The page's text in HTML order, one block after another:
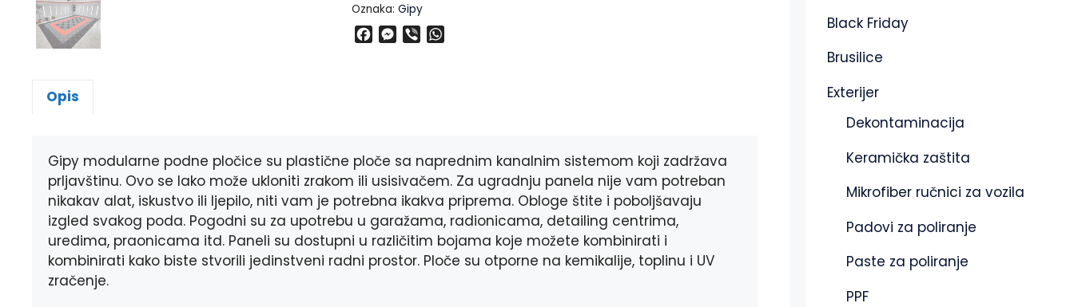
Oznaka: Gipy
F
k
M
e
r
V
W
p
Opis
Gipy modularne podne pločice su plastične ploče sa naprednim kanalnim sistemom koji zadržava
prljavštinu. Ovo se lako može ukloniti zrakom ili usisivačem. Za ugradnju panela nije vam potreban
nikakav alat, iskustvo ili ljepilo, niti vam je potrebna ikakva priprema. Obloge štite i poboljšavaju
izgled svakog poda. Pogodni su za upotrebu u garažama, radionicama, detailing centrima,
uredima, praonicama itd. Paneli su dostupni u različitim bojama koje možete kombinirati i
kombinirati kako biste stvorili jedinstveni radni prostor. Ploče su otporne na kemikalije, toplinu i UV
zračenje.
Black Friday
Brusilice
Exterijer
Dekontaminacija
Keramička zaštita
Mikrofiber ručnici za vozila
Padovi za poliranje
Paste za poliranje
PPF